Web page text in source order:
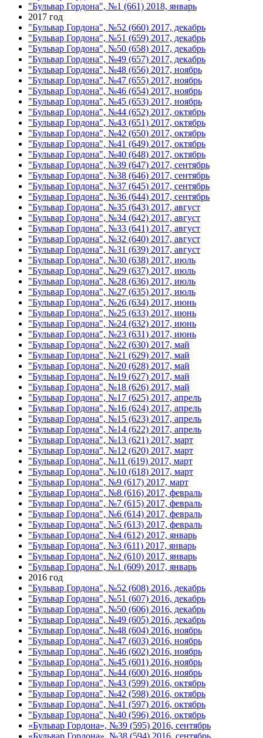
"Бульвар Гордона", №1 (661) 2018, январь
2017 год
"Бульвар Гордона", №52 (660) 2017, декабрь
"Бульвар Гордона", №51 (659) 2017, декабрь
"Бульвар Гордона", №50 (658) 2017, декабрь
"Бульвар Гордона", №49 (657) 2017, декабрь
"Бульвар Гордона", №48 (656) 2017, ноябрь
"Бульвар Гордона", №47 (655) 2017, ноябрь
"Бульвар Гордона", №46 (654) 2017, ноябрь
"Бульвар Гордона", №45 (653) 2017, ноябрь
"Бульвар Гордона", №44 (652) 2017, октябрь
"Бульвар Гордона", №43 (651) 2017, октябрь
"Бульвар Гордона", №42 (650) 2017, октябрь
"Бульвар Гордона", №41 (649) 2017, октябрь
"Бульвар Гордона", №40 (648) 2017, октябрь
"Бульвар Гордона", №39 (647) 2017, сентябрь
"Бульвар Гордона", №38 (646) 2017, сентябрь
"Бульвар Гордона", №37 (645) 2017, сентябрь
"Бульвар Гордона", №36 (644) 2017, сентябрь
"Бульвар Гордона", №35 (643) 2017, август
"Бульвар Гордона", №34 (642) 2017, август
"Бульвар Гордона", №33 (641) 2017, август
"Бульвар Гордона", №32 (640) 2017, август
"Бульвар Гордона", №31 (639) 2017, август
"Бульвар Гордона", №30 (638) 2017, июль
"Бульвар Гордона", №29 (637) 2017, июль
"Бульвар Гордона", №28 (636) 2017, июль
"Бульвар Гордона", №27 (635) 2017, июль
"Бульвар Гордона", №26 (634) 2017, июнь
"Бульвар Гордона", №25 (633) 2017, июнь
"Бульвар Гордона", №24 (632) 2017, июнь
"Бульвар Гордона", №23 (631) 2017, июнь
"Бульвар Гордона", №22 (630) 2017, май
"Бульвар Гордона", №21 (629) 2017, май
"Бульвар Гордона", №20 (628) 2017, май
"Бульвар Гордона", №19 (627) 2017, май
"Бульвар Гордона", №18 (626) 2017, май
"Бульвар Гордона", №17 (625) 2017, апрель
"Бульвар Гордона", №16 (624) 2017, апрель
"Бульвар Гордона", №15 (623) 2017, апрель
"Бульвар Гордона", №14 (622) 2017, апрель
"Бульвар Гордона", №13 (621) 2017, март
"Бульвар Гордона", №12 (620) 2017, март
"Бульвар Гордона", №11 (619) 2017, март
"Бульвар Гордона", №10 (618) 2017, март
"Бульвар Гордона", №9 (617) 2017, март
"Бульвар Гордона", №8 (616) 2017, февраль
"Бульвар Гордона", №7 (615) 2017, февраль
"Бульвар Гордона", №6 (614) 2017, февраль
"Бульвар Гордона", №5 (613) 2017, февраль
"Бульвар Гордона", №4 (612) 2017, январь
"Бульвар Гордона", №3 (611) 2017, январь
"Бульвар Гордона", №2 (610) 2017, январь
"Бульвар Гордона", №1 (609) 2017, январь
2016 год
"Бульвар Гордона", №52 (608) 2016, декабрь
"Бульвар Гордона", №51 (607) 2016, декабрь
"Бульвар Гордона", №50 (606) 2016, декабрь
"Бульвар Гордона", №49 (605) 2016, декабрь
"Бульвар Гордона", №48 (604) 2016, ноябрь
"Бульвар Гордона", №47 (603) 2016, ноябрь
"Бульвар Гордона", №46 (602) 2016, ноябрь
"Бульвар Гордона", №45 (601) 2016, ноябрь
"Бульвар Гордона", №44 (600) 2016, ноябрь
"Бульвар Гордона", №43 (599) 2016, октябрь
"Бульвар Гордона", №42 (598) 2016, октябрь
"Бульвар Гордона", №41 (597) 2016, октябрь
"Бульвар Гордона", №40 (596) 2016, октябрь
«Бульвар Гордона», №39 (595) 2016, сентябрь
«Бульвар Гордона», №38 (594) 2016, сентябрь